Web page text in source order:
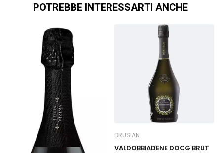
POTREBBE INTERESSARTI ANCHE
DRUSIAN
VALDOBBIADENE DOCG BRUT